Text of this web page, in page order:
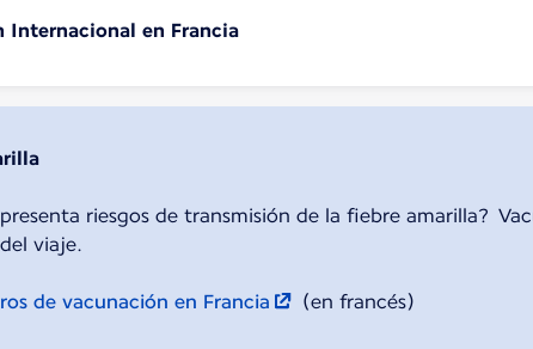
Internacional en Francia
riesgos de transmisión de la fiebre amarilla?
viaje.
de vacunación en Francia (en francés)